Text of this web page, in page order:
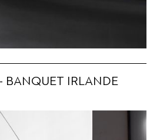
BANQUET IRLANDE